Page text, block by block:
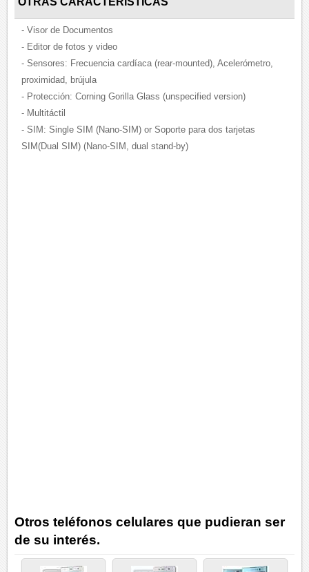
- Visor de Documentos
- Editor de fotos y video
- Sensores: Frecuencia cardíaca (rear-mounted), Acelerómetro,
proximidad, brújula
- Protección: Corning Gorilla Glass (unspecified version)
- Multitáctil
- SIM: Single SIM (Nano-SIM) or Soporte para dos tarjetas
SIM(Dual SIM) (Nano-SIM, dual stand-by)
Otros teléfonos celulares que pudieran ser
de su interés.